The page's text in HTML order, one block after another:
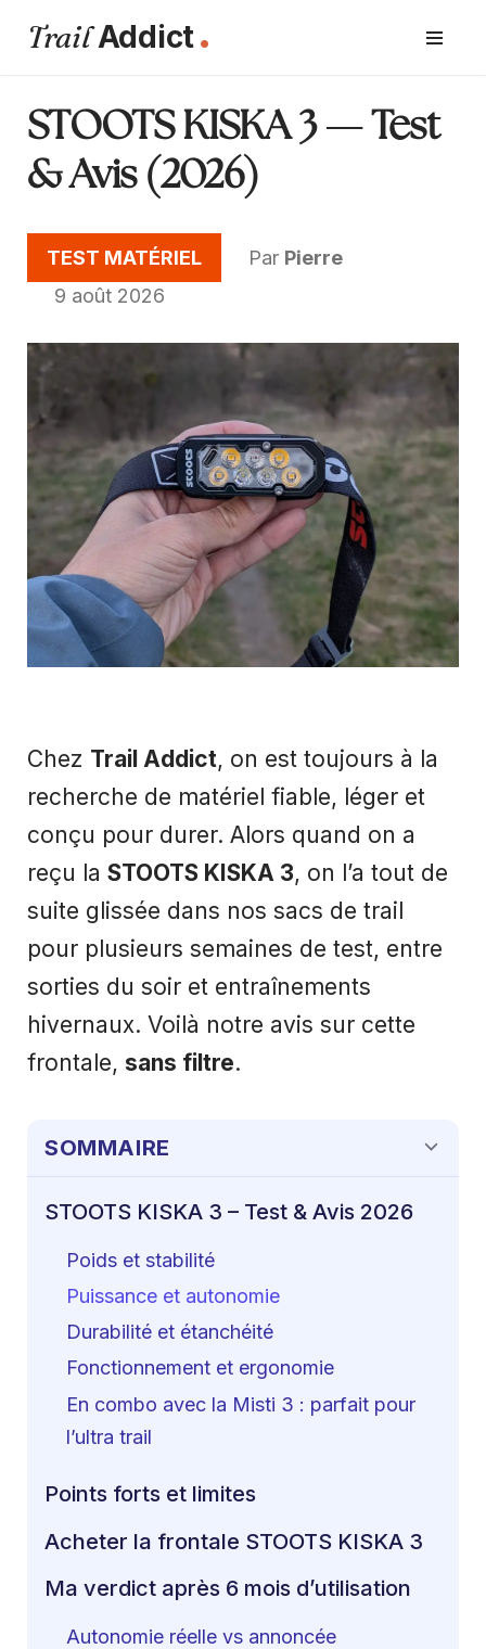
contenu
TrailAddict.
STOOTS KISKA 3 — Test
& Avis (2026)
TEST MATÉRIEL Par Pierre
9 août 2026
Chez Trail Addict, on est toujours à la
recherche de matériel fiable, léger et
conçu pour durer. Alors quand on a
reçu la STOOTS KISKA 3, on l’a tout de
suite glissée dans nos sacs de trail
pour plusieurs semaines de test, entre
sorties du soir et entraînements
hivernaux. Voilà notre avis sur cette
frontale, sans filtre.
SOMMAIRE
STOOTS KISKA 3 – Test & Avis 2026
Poids et stabilité
Puissance et autonomie
Durabilité et étanchéité
Fonctionnement et ergonomie
En combo avec la Misti 3 : parfait pour
l’ultra trail
Points forts et limites
Acheter la frontale STOOTS KISKA 3
Ma verdict après 6 mois d’utilisation
Autonomie réelle vs annoncée